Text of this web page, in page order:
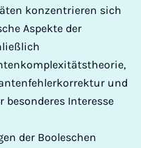
konzentrieren sich
Aspekte der
und
Interesse
der Booleschen